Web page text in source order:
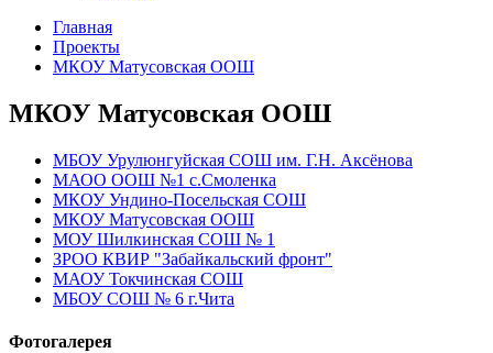
Главная
Проекты
МКОУ Матусовская ООШ
МКОУ Матусовская ООШ
МБОУ Урулюнгуйская СОШ им. Г.Н. Аксёнова
МАОО ООШ №1 с.Смоленка
МКОУ Ундино-Посельская СОШ
МКОУ Матусовская ООШ
МОУ Шилкинская СОШ № 1
ЗРОО КВИР "Забайкальский фронт"
МАОУ Токчинская СОШ
МБОУ СОШ № 6 г.Чита
Фотогалерея